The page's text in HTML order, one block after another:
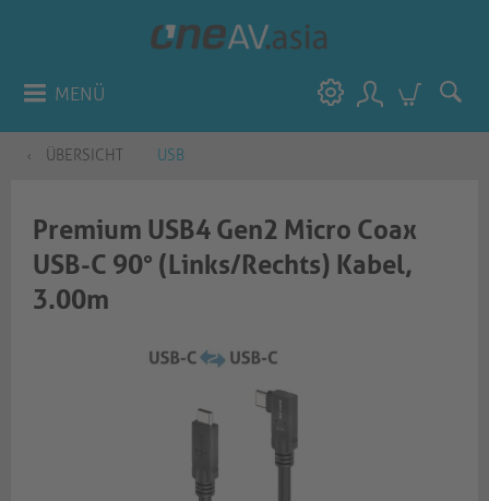
MENÜ
ÜBERSICHT USB
Premium USB4 Gen2 Micro Coax
USB-C 90° (Links/Rechts) Kabel,
3.00m